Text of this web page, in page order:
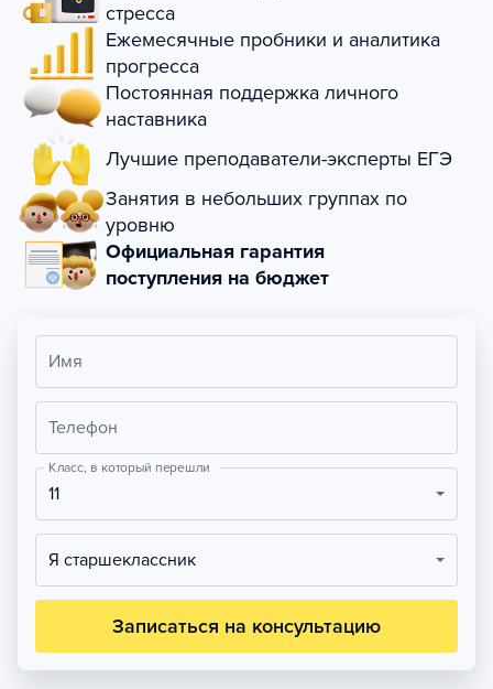
стресса
Ежемесячные пробники и аналитика
прогресса
Постоянная поддержка личного
наставника
Лучшие преподаватели-эксперты ЕГЭ
Занятия в небольших группах по
уровню
Официальная гарантия
поступления на бюджет
Имя
Телефон
Класс, в который перешли
11
Я старшеклассник
Записаться на консультацию